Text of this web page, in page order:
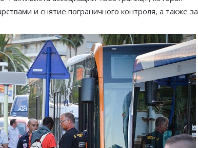
и снятие пограничного контроля, а также за
Князь Альбер II и Принцесса
Шарлен посетили 77-й Бал
Красного Креста Монако
Шарль Леклер вновь в борьбе:
Ferrari набирает скорость перед
паузой